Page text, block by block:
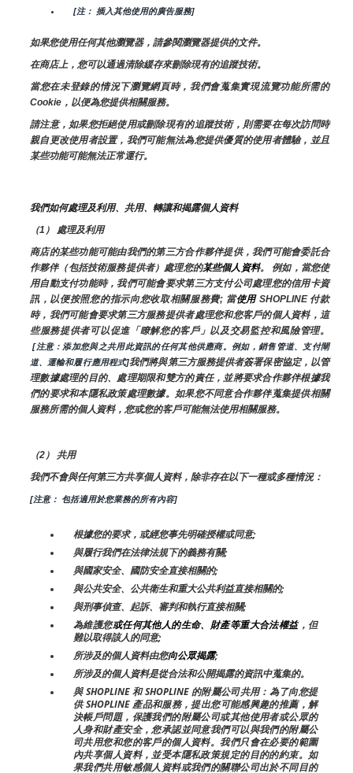
[注： 插入其他使用的廣告服務]
如果您使用任何其他瀏覽器，請參閱瀏覽器提供的文件。
在商店上，您可以通過清除緩存來刪除現有的追蹤技術。
當您在未登錄的情況下瀏覽網頁時，我們會蒐集實現流覽功能所需的
Cookie，以便為您提供相關服務。
請注意，如果您拒絕使用或刪除現有的追蹤技術，則需要在每次訪問時
親自更改使用者設置，我們可能無法為您提供優質的使用者體驗，並且
某些功能可能無法正常運行。
我們如何處理及利用、共用、轉讓和揭露個人資料
（1） 處理及利用
商店的某些功能可能由我們的第三方合作夥伴提供，我們可能會委託合
作夥伴（包括技術服務提供者）處理您的某些個人資料。 例如，當您使
用自動支付功能時，我們可能會要求第三方支付公司處理您的信用卡資
訊，以便按照您的指示向您收取相關服務費; 當使用 SHOPLINE 付款
時，我們可能會要求第三方服務提供者處理您和您客戶的個人資料，這
[注意：添加您與之共用此資訊的任何其他供應商。例如，銷售管道、支付閘
道、運輸和履行應用程式]我們將與第三方服務提供者簽署保密協定，以管
理數據處理的目的、處理期限和雙方的責任，並將要求合作夥伴根據我
們的要求和本隱私政策處理數據。如果您不同意合作夥伴蒐集提供相關
服務所需的個人資料，您或您的客戶可能無法使用相關服務。
（2） 共用
我們不會與任何第三方共享個人資料，除非存在以下一種或多種情況：
[注意： 包括適用於您業務的所有內容]
根據您的要求，或經您事先明確授權或同意;
與履行我們在法律法規下的義務有關;
與國家安全、國防安全直接相關的;
與公共安全、公共衛生和重大公共利益直接相關的;
與刑事偵查、起訴、審判和執行直接相關;
為維護您或任何其他人的生命、財產等重大合法權益，但
難以取得該人的同意;
所涉及的個人資料由您向公眾揭露;
所涉及的個人資料是從合法和公開揭露的資訊中蒐集的。
與 SHOPLINE 和 SHOPLINE 的附屬公司共用：為了向您提
供 SHOPLINE 產品和服務，提出您可能感興趣的推薦，解
決帳戶問題，保護我們的附屬公司或其他使用者或公眾的
人身和財產安全，您承認並同意我們可以與我們的附屬公
司共用您和您的客戶的個人資料。我們只會在必要的範圍
內共享個人資料，並受本隱私政策規定的目的的約束。如
果我們共用敏感個人資料或我們的關聯公司出於不同目的